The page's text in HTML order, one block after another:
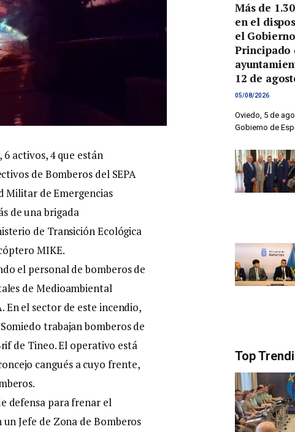
activos, 4 que están
de Bomberos del SEPA
Militar de Emergencias
de una brigada
de Transición Ecológica
MIKE.
el personal de bomberos de
de Medioambiental
En el sector de este incendio,
trabajan bomberos de
de Tineo. El operativo está
cangués a cuyo frente,
defensa para frenar el
Jefe de Zona de Bomberos
Más de
en el
el
Principado
12 de
05/08/2026
Oviedo, 5 de
Gobierno de
Top